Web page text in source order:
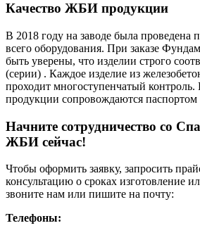
Качество ЖБИ продукции
В 2018 году на заводе была проведена
всего оборудования. При заказе
быть уверены, что изделии строго
(серии) . Каждое изделие из
проходит многоступенчатый контроль.
продукции сопровождаются паспортом
Начните сотрудничество со
ЖБИ сейчас!
Чтобы оформить заявку, запросить
консультацию о сроках изготовление
звоните нам или пишите на почту:
Телефоны: